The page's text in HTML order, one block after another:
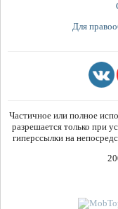
Для
Частичное или полное
разрешается только при
гиперссылки на